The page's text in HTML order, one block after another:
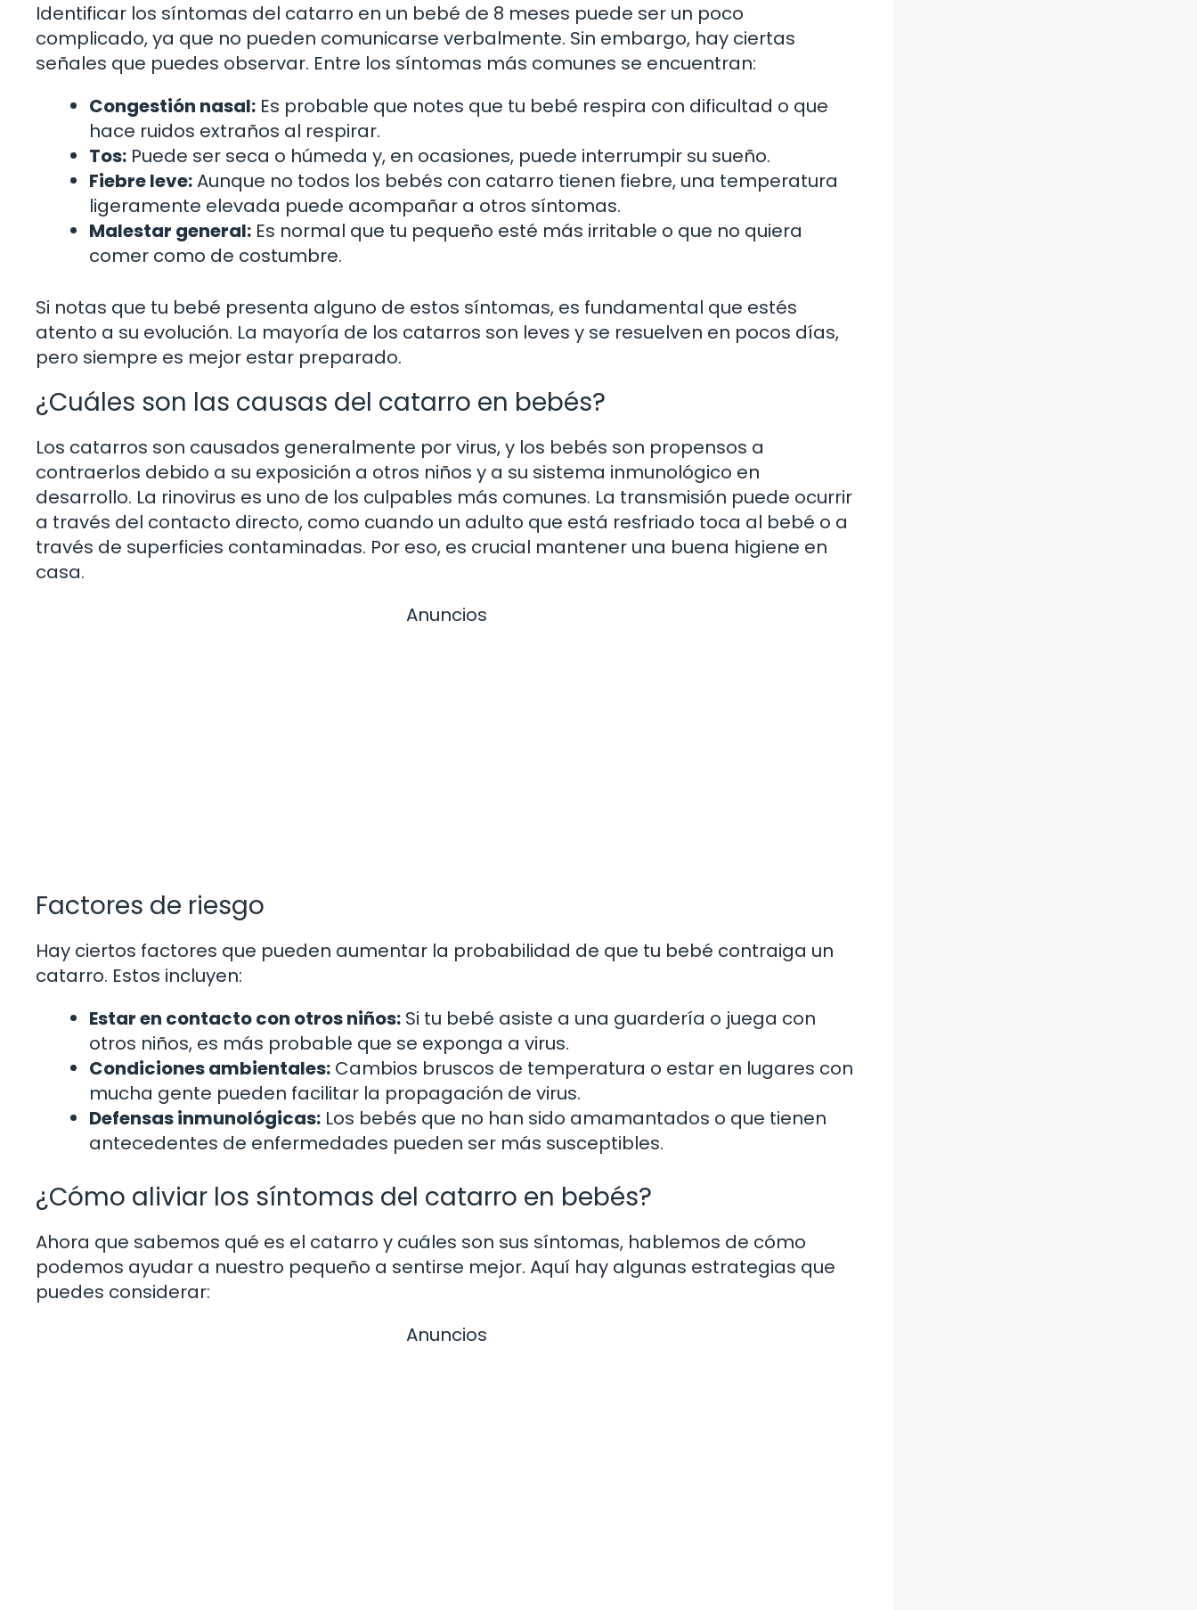
Identificar los síntomas del catarro en un bebé de 8 meses puede ser un poco
complicado, ya que no pueden comunicarse verbalmente. Sin embargo, hay ciertas
señales que puedes observar. Entre los síntomas más comunes se encuentran:
Congestión nasal: Es probable que notes que tu bebé respira con dificultad o que
hace ruidos extraños al respirar.
Tos: Puede ser seca o húmeda y, en ocasiones, puede interrumpir su sueño.
Fiebre leve:Aunque no todos los bebés con catarro tienen fiebre, una temperatura
ligeramente elevada puede acompañar a otros síntomas.
Malestar general: Es normal que tu pequeño esté más irritable o que no quiera
comer como de costumbre.
Si notas que tu bebé presenta alguno de estos síntomas, es fundamental que estés
atento a su evolución. La mayoría de los catarros son leves y se resuelven en pocos días,
pero siempre es mejor estar preparado.
¿Cuáles son las causas del catarro en bebés?
Los catarros son causados generalmente por virus, y los bebés son propensos a
contraerlos debido a su exposición a otros niños y a su sistema inmunológico en
desarrollo. La rinovirus es uno de los culpables más comunes. La transmisión puede ocurrir
a través del contacto directo, como cuando un adulto que está resfriado toca al bebé o a
través de superficies contaminadas. Por eso, es crucial mantener una buena higiene en
casa.
Anuncios
Factores de riesgo
Hay ciertos factores que pueden aumentar la probabilidad de que tu bebé contraiga un
catarro. Estos incluyen:
Estar en contacto con otros niños: Si tu bebé asiste a una guardería o juega con
otros niños, es más probable que se exponga a virus.
Condiciones ambientales: Cambios bruscos de temperatura o estar en lugares con
mucha gente pueden facilitar la propagación de virus.
Defensas inmunológicas: Los bebés que no han sido amamantados o que tienen
antecedentes de enfermedades pueden ser más susceptibles.
¿Cómo aliviar los síntomas del catarro en bebés?
Ahora que sabemos qué es el catarro y cuáles son sus síntomas, hablemos de cómo
podemos ayudar a nuestro pequeño a sentirse mejor. Aquí hay algunas estrategias que
puedes considerar:
Anuncios